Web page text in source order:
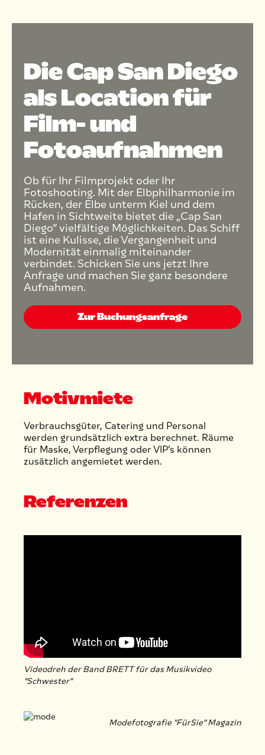
Die Cap San Diego
als Location für
Film- und
Fotoaufnahmen
Ob für Ihr Filmprojekt oder Ihr
Fotoshooting. Mit der Elbphilharmonie im
Rücken, der Elbe unterm Kiel und dem
Hafen in Sichtweite bietet die „Cap San
Diego” vielfältige Möglichkeiten. Das Schiff
ist eine Kulisse, die Vergangenheit und
Modernität einmalig miteinander
verbindet. Schicken Sie uns jetzt Ihre
Anfrage und machen Sie ganz besondere
Aufnahmen.
Zur Buchungsanfrage
Motivmiete
Verbrauchsgüter, Catering und Personal
werden grundsätzlich extra berechnet. Räume
für Maske, Verpflegung oder VIP’s können
zusätzlich angemietet werden.
Referenzen
Videodreh der Band BRETT für das Musikvideo
"Schwester"
Modefotografie "FürSie" Magazin